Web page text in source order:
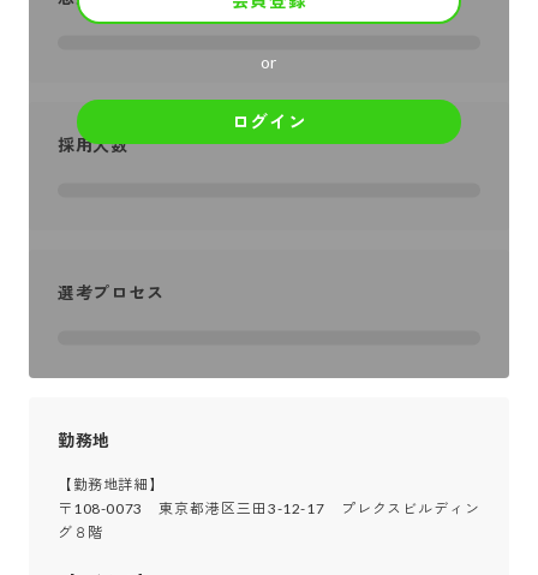
or
ログイン
採用人数
選考プロセス
勤務地
【勤務地詳細】
〒108-0073　東京都港区三田3-12-17　プレクスビルディン
グ８階